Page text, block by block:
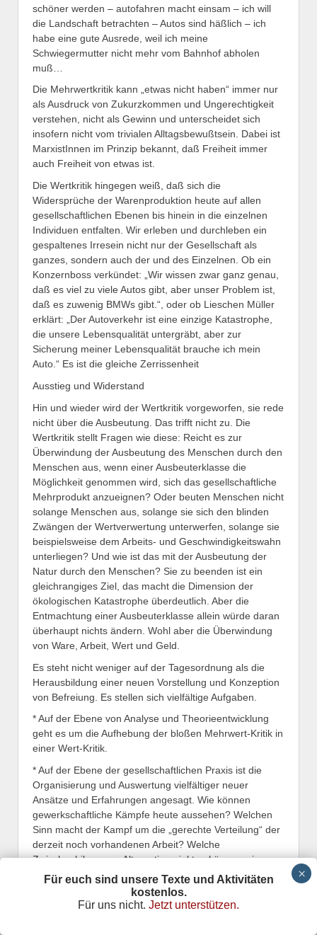
schöner werden – autofahren macht einsam – ich will
die Landschaft betrachten – Autos sind häßlich – ich
habe eine gute Ausrede, weil ich meine
Schwiegermutter nicht mehr vom Bahnhof abholen
muß…
Die Mehrwertkritik kann „etwas nicht haben“ immer nur
als Ausdruck von Zukurzkommen und Ungerechtigkeit
verstehen, nicht als Gewinn und unterscheidet sich
insofern nicht vom trivialen Alltagsbewußtsein. Dabei ist
MarxistInnen im Prinzip bekannt, daß Freiheit immer
auch Freiheit von etwas ist.
Die Wertkritik hingegen weiß, daß sich die
Widersprüche der Warenproduktion heute auf allen
gesellschaftlichen Ebenen bis hinein in die einzelnen
Individuen entfalten. Wir erleben und durchleben ein
gespaltenes Irresein nicht nur der Gesellschaft als
ganzes, sondern auch der und des Einzelnen. Ob ein
Konzernboss verkündet: „Wir wissen zwar ganz genau,
daß es viel zu viele Autos gibt, aber unser Problem ist,
daß es zuwenig BMWs gibt.“, oder ob Lieschen Müller
erklärt: „Der Autoverkehr ist eine einzige Katastrophe,
die unsere Lebensqualität untergräbt, aber zur
Sicherung meiner Lebensqualität brauche ich mein
Auto.“ Es ist die gleiche Zerrissenheit
Ausstieg und Widerstand
Hin und wieder wird der Wertkritik vorgeworfen, sie rede
nicht über die Ausbeutung. Das trifft nicht zu. Die
Wertkritik stellt Fragen wie diese: Reicht es zur
Überwindung der Ausbeutung des Menschen durch den
Menschen aus, wenn einer Ausbeuterklasse die
Möglichkeit genommen wird, sich das gesellschaftliche
Mehrprodukt anzueignen? Oder beuten Menschen nicht
solange Menschen aus, solange sie sich den blinden
Zwängen der Wertverwertung unterwerfen, solange sie
beispielsweise dem Arbeits- und Geschwindigkeitswahn
unterliegen? Und wie ist das mit der Ausbeutung der
Natur durch den Menschen? Sie zu beenden ist ein
gleichrangiges Ziel, das macht die Dimension der
ökologischen Katastrophe überdeutlich. Aber die
Entmachtung einer Ausbeuterklasse allein würde daran
überhaupt nichts ändern. Wohl aber die Überwindung
von Ware, Arbeit, Wert und Geld.
Es steht nicht weniger auf der Tagesordnung als die
Herausbildung einer neuen Vorstellung und Konzeption
von Befreiung. Es stellen sich vielfältige Aufgaben.
* Auf der Ebene von Analyse und Theorieentwicklung
geht es um die Aufhebung der bloßen Mehrwert-Kritik in
einer Wert-Kritik.
* Auf der Ebene der gesellschaftlichen Praxis ist die
Organisierung und Auswertung vielfältiger neuer
Ansätze und Erfahrungen angesagt. Wie können
gewerkschaftliche Kämpfe heute aussehen? Welchen
Sinn macht der Kampf um die „gerechte Verteilung“ der
derzeit noch vorhandenen Arbeit? Welche
Zwischenbilanz aus Alternativprojekten können wir
ziehen? Wie entfalten wir eine breite gesellschaftliche
Debatte über Lebensqualität? Wie entwickeln wir
Kämpfe und Bewegungen für mehr Lebensqualität?
Für euch sind unsere Texte und Aktivitäten
kostenlos.
Für uns nicht. Jetzt unterstützen.